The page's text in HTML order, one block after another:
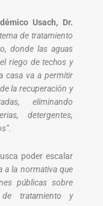
Usach, Dr.
de tratamiento
donde las aguas
riego de techos y
casa va a permitir
la recuperación y
eliminando
detergentes,
poder escalar
a la normativa que
públicas sobre
tratamiento y